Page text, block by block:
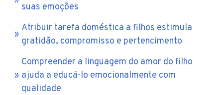
suas emoções
Atribuir tarefa doméstica a filhos estimula
gratidão, compromisso e pertencimento
Compreender a linguagem do amor do filho
ajuda a educá-lo emocionalmente com
qualidade